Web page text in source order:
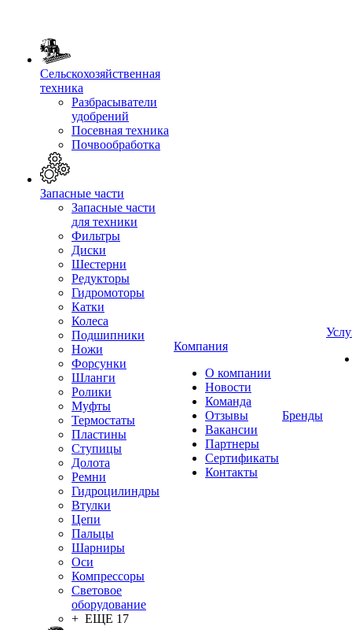
Сельскохозяйственная
техника
Разбрасыватели
удобрений
Посевная техника
Почвообработка
Запасные части
Запасные части
для техники
Фильтры
Диски
Шестерни
Редукторы
Гидромоторы
Катки
Колеса
Подшипники
Ножи
Форсунки
Шланги
Ролики
Муфты
Термостаты
Пластины
Ступицы
Долота
Ремни
Гидроцилиндры
Втулки
Цепи
Пальцы
Шарниры
Оси
Компрессоры
Световое
оборудование
+ ЕЩЕ 17
Компания
О компании
Новости
Команда
Отзывы
Вакансии
Партнеры
Сертификаты
Контакты
Бренды